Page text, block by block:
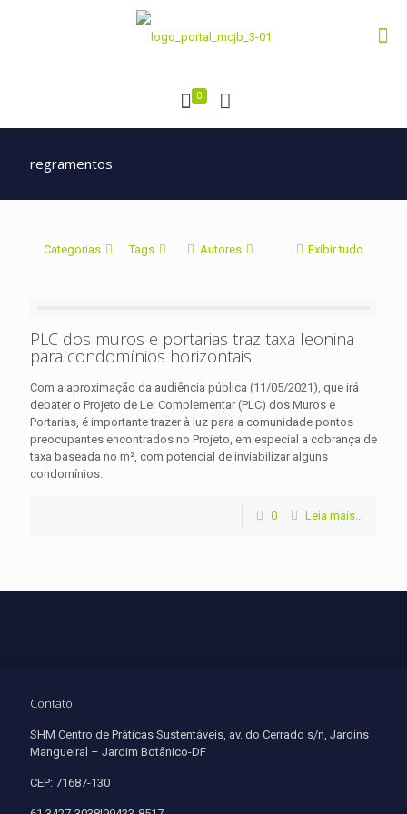
0
regramentos
Categorias Tags Autores Exibir tudo
PLC dos muros e portarias traz taxa leonina
para condomínios horizontais
Com a aproximação da audiência pública (11/05/2021), que irá
debater o Projeto de Lei Complementar (PLC) dos Muros e
Portarias, é importante trazer à luz para a comunidade pontos
preocupantes encontrados no Projeto, em especial a cobrança de
taxa baseada no m², com potencial de inviabilizar alguns
condomínios.
0 Leia mais...
Contato
SHM Centro de Práticas Sustentáveis, av. do Cerrado s/n, Jardins
Mangueiral – Jardim Botânico-DF
CEP: 71687-130